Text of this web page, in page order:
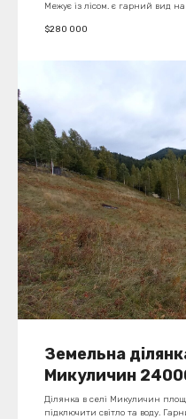
Межує із лісом. є гарний вид
$280 000
Земельна
Микуличин
Ділянка в селі Микуличин
підключити світло та воду.